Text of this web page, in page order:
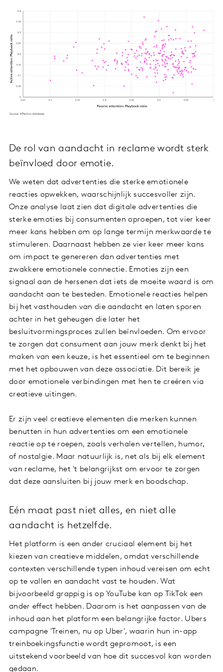
De rol van aandacht in reclame wordt sterk
beïnvloed door emotie.
We weten dat advertenties die sterke emotionele
reacties opwekken, waarschijnlijk succesvoller zijn.
Onze analyse laat zien dat digitale advertenties die
sterke emoties bij consumenten oproepen, tot vier keer
meer kans hebben om op lange termijn merkwaarde te
stimuleren. Daarnaast hebben ze vier keer meer kans
om impact te genereren dan advertenties met
zwakkere emotionele connectie. Emoties zijn een
signaal aan de hersenen dat iets de moeite waard is om
aandacht aan te besteden. Emotionele reacties helpen
bij het vasthouden van die aandacht en laten sporen
achter in het geheugen die later het
besluitvormingsproces zullen beïnvloeden. Om ervoor
te zorgen dat consument aan jouw merk denkt bij het
maken van een keuze, is het essentieel om te beginnen
met het opbouwen van deze associatie. Dit bereik je
door emotionele verbindingen met hen te creëren via
creatieve uitingen.
Er zijn veel creatieve elementen die merken kunnen
benutten in hun advertenties om een emotionele
reactie op te roepen, zoals verhalen vertellen, humor,
of nostalgie. Maar natuurlijk is, net als bij elk element
van reclame, het 't belangrijkst om ervoor te zorgen
dat deze aansluiten bij jouw merk en boodschap.
Eén maat past niet alles, en niet alle
aandacht is hetzelfde.
Het platform is een ander cruciaal element bij het
kiezen van creatieve middelen, omdat verschillende
contexten verschillende typen inhoud vereisen om echt
op te vallen en aandacht vast te houden. Wat
bijvoorbeeld grappig is op YouTube kan op TikTok een
ander effect hebben. Daarom is het aanpassen van de
inhoud aan het platform een belangrijke factor. Ubers
campagne 'Treinen, nu op Uber', waarin hun in-app
treinboekingsfunctie wordt gepromoot, is een
uitstekend voorbeeld van hoe dit succesvol kan worden
gedaan.